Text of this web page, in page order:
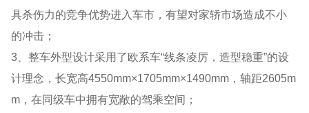
具杀伤力的竞争优势进入车市，有望对家轿市场造成不小
的冲击；
3、整车外型设计采用了欧系车“线条凌厉，造型稳重”的设
计理念，长宽高4550mm×1705mm×1490mm，轴距2605m
m，在同级车中拥有宽敞的驾乘空间；